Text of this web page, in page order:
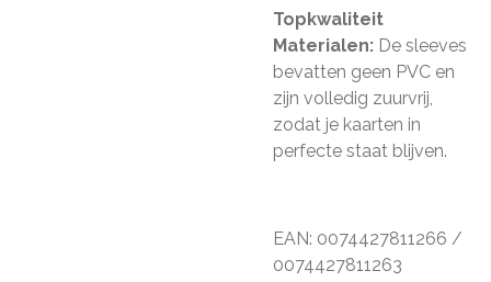
Topkwaliteit
Materialen: De sleeves
bevatten geen PVC en
zijn volledig zuurvrij,
zodat je kaarten in
perfecte staat blijven.
EAN: 0074427811266 /
0074427811263